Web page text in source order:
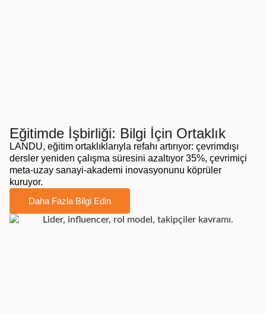
Eğitimde İşbirliği: Bilgi İçin Ortaklık
LANDU, eğitim ortaklıklarıyla refahı artırıyor: çevrimdışı
dersler yeniden çalışma süresini azaltıyor 35%, çevrimiçi
meta-uzay sanayi-akademi inovasyonunu köprüler
kuruyor.
Daha Fazla Bilgi Edin